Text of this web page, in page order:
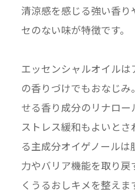
清涼感を感じる強い香
セのない味が特徴です。
エッセンシャルオイル
の香りづけでもおなじ
せる香り成分のリナロ
ストレス緩和もよいと
る主成分オイゲノール
力やバリア機能を取り
くうるおしキメを整え